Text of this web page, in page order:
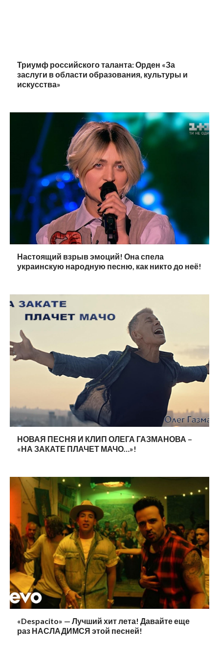
Триумф российского таланта: Орден «За
заслуги в области образования, культуры и
искусства»
Настоящий взрыв эмоций! Она спела
украинскую народную песню, как никто до неё!
НОВАЯ ПЕСНЯ И КЛИП ОЛЕГА ГАЗМАНОВА –
«НА ЗАКАТЕ ПЛАЧЕТ МАЧО…»!
«Despacito» — Лучший хит лета! Давайте еще
раз НАСЛАДИМСЯ этой песней!